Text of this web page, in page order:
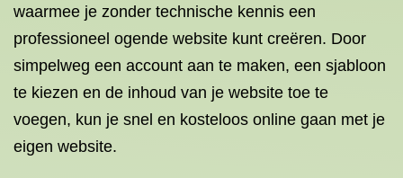
waarmee je zonder technische kennis een
professioneel ogende website kunt creëren. Door
simpelweg een account aan te maken, een sjabloon
te kiezen en de inhoud van je website toe te
voegen, kun je snel en kosteloos online gaan met je
eigen website.